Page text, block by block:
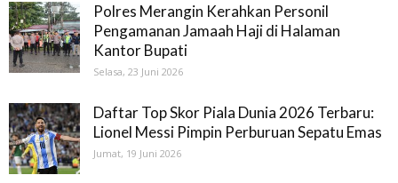
Polres Merangin Kerahkan Personil
Pengamanan Jamaah Haji di Halaman
Kantor Bupati
Selasa, 23 Juni 2026
Daftar Top Skor Piala Dunia 2026 Terbaru:
Lionel Messi Pimpin Perburuan Sepatu Emas
Jumat, 19 Juni 2026